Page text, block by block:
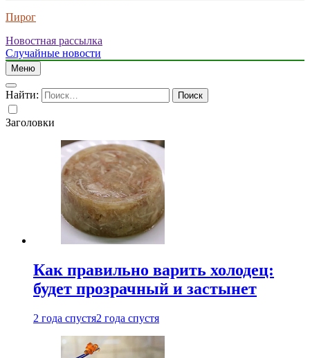
Пирог
Новостная рассылка
Случайные новости
Меню
Найти:
Заголовки
Как правильно варить холодец:
будет прозрачный и застынет
2 года спустя2 года спустя